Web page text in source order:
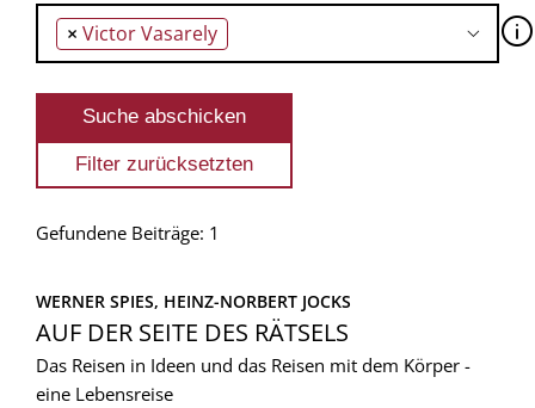
× Victor Vasarely 🛈
Gefundene Beiträge: 1
WERNER SPIES, HEINZ-NORBERT JOCKS
AUF DER SEITE DES RÄTSELS
Das Reisen in Ideen und das Reisen mit dem Körper -
eine Lebensreise